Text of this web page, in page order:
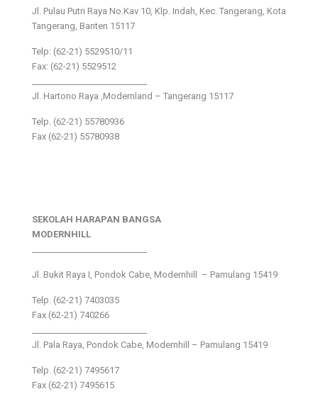
Jl. Pulau Putri Raya No.Kav 10, Klp. Indah, Kec. Tangerang, Kota
Tangerang, Banten 15117
Telp: (62-21) 5529510/11
Fax: (62-21) 5529512
Jl. Hartono Raya ,Modernland – Tangerang 15117
Telp. (62-21) 55780936
Fax (62-21) 55780938
SEKOLAH HARAPAN BANGSA
MODERNHILL
Jl. Bukit Raya I, Pondok Cabe, Modernhill – Pamulang 15419
Telp. (62-21) 7403035
Fax (62-21) 740266
Jl. Pala Raya, Pondok Cabe, Modernhill – Pamulang 15419
Telp. (62-21) 7495617
Fax (62-21) 7495615